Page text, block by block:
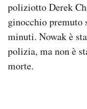
poliziotto Derek
ginocchio premuto
minuti. Nowak è
polizia, ma non è
morte.